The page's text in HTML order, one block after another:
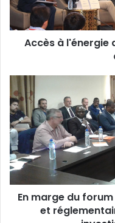
Accès à l'énergie
En marge du
et